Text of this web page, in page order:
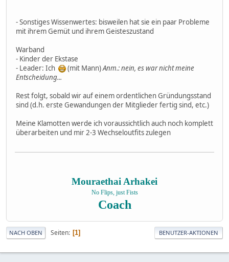
- Sonstiges Wissenwertes: bisweilen hat sie ein paar Probleme
mit ihrem Gemüt und ihrem Geisteszustand
Warband
- Kinder der Ekstase
- Leader: Ich
(mit Mann)Anm.: nein, es war nicht meine
Entscheidung...
Rest folgt, sobald wir auf einem ordentlichen Gründungsstand
sind (d.h. erste Gewandungen der Mitglieder fertig sind, etc.)
Meine Klamotten werde ich voraussichtlich auch noch komplett
überarbeiten und mir 2-3 Wechseloutfits zulegen
Mouraethai Arhakei
No Flips, just Fists
Coach
NACH OBEN Seiten 1 BENUTZER-AKTIONEN